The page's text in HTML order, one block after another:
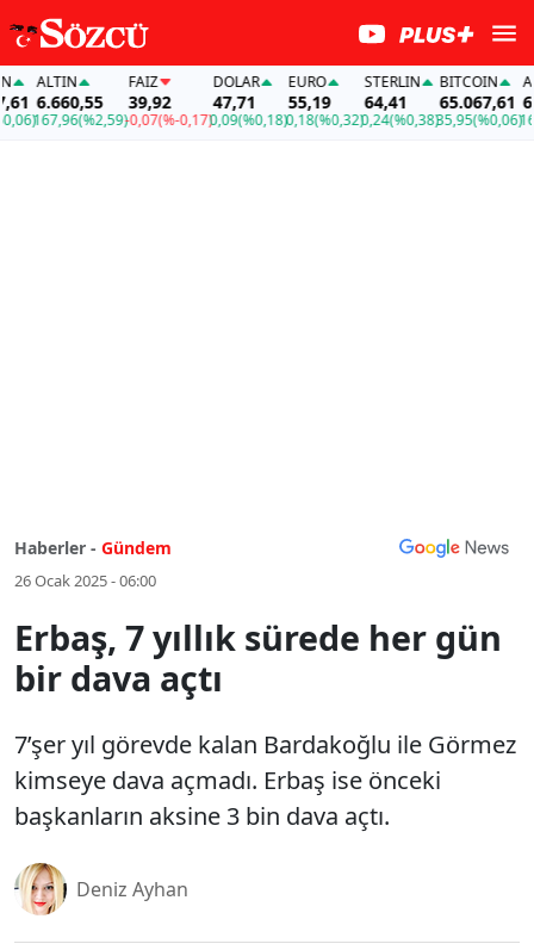
ALTIN
6.660,55
167,96(%2,59)
FAİZ
39,92
-0,07(%-0,17)
DOLAR
47,71
0,09(%0,18)
EURO
55,19
0,18(%0,32)
STERLIN
64,41
0,24(%0,38)
BITCOIN
65.067,61
35,95(%0,06)
Haberler - Gündem
26 Ocak 2025 - 06:00
Erbaş, 7 yıllık sürede her gün
bir dava açtı
7’şer yıl görevde kalan Bardakoğlu ile Görmez
kimseye dava açmadı. Erbaş ise önceki
başkanların aksine 3 bin dava açtı.
Deniz Ayhan